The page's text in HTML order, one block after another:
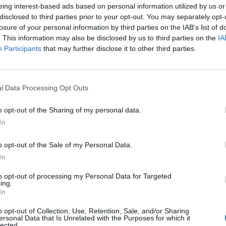
interest-based ads based on personal information utilized by us
to third parties prior to your opt-out. You may separately
of your personal information by third parties on the IAB’s list of
This information may also be disclosed by us to third parties on the
Participants that may further disclose it to other third parties.
Data Processing Opt Outs
opt-out of the Sharing of my personal data.
opt-out of the Sale of my Personal Data.
opt-out of processing my Personal Data for Targeted
opt-out of Collection, Use, Retention, Sale, and/or Sharing
Data that Is Unrelated with the Purposes for which it
Διαχείριση αλληλογραφίας & ηλεκτρονικών
Διαχείριση ταμείου και ηλεκτρονική έκδοση
Καταχώρηση στοιχείων, οργάνωση και διαχείριση
Υποστήριξη καθημερινής λειτουργίας του κέντρου.
Επικοινωνιακές δεξιότητες (προφορική και γραπτή
Δεξιότητες multitasking και διαχείρισης χρόνου.
Πολύ καλή γνώση Αγγλικών επιπέδου Β2 (καθημερινή
Πτυχίο ΤΕΙ/ΑΕΙ σχετικό με εκπαίδευση θα εκτιμηθεί.